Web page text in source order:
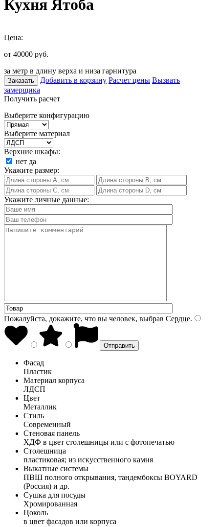
Кухня Ятоба
Цена:
от 40000 руб.
за метр в длину верха и низа гарнитура
Заказать Добавить в корзину Расчет цены Вызвать
замерщика
Получить расчет
Выберите конфигурацию
Выберите материал
Верхние шкафы:
нет да
Укажите размер:
Укажите личные данные:
Пожалуйста, докажите, что вы человек, выбрав Сердце.
Фасад
Пластик
Материал корпуса
ЛДСП
Цвет
Металлик
Стиль
Современный
Стеновая панель
ХДФ в цвет столешницы или с фотопечатью
Столешница
пластиковая; из искусственного камня
Выкатные системы
ПВШ полного открывания, тандембоксы BOYARD
(Россия) и др.
Сушка для посуды
Хромированная
Цоколь
в цвет фасадов или корпуса